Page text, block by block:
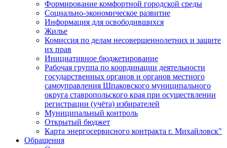
Формирование комфортной городской среды
Социально-экономическое развитие
Информация для освободившихся
Жилье
Комиссия по делам несовершеннолетних и защите
их прав
Инициативное бюджетирование
Рабочая группа по координации деятельности
государственных органов и органов местного
самоуправления Шпаковского муниципального
округа ставропольского края при осуществлении
регистрации (учёта) избирателей
Муниципальный контроль
Открытый бюджет
Карта энергосервисного контракта г. Михайловск"
Обращения